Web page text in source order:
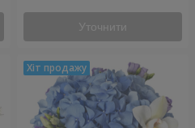
Уточнити